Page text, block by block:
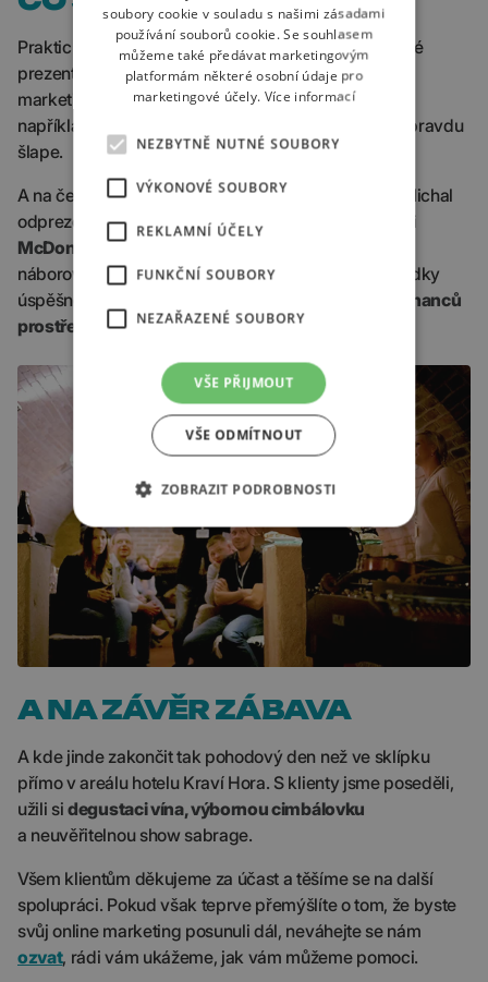
Praktické výsledky a jasná čísla. O to se opřel při své
prezentaci nášmarketingový ředitel Michal. Online
marketing u našich dlouhodobých klientů, jako jsou
například AZ Pneu nebo Originální tonery.cz, totiž opravdu
šlape.
A na čem jsme začali dělat poměrně nedávno? To Michal
odprezentoval spolu s HR manažerkou společnosti
McDonald’s, která si vybrala In creative pro tvorbu
náborových kampaní. Společně všem ukázali výsledky
úspěšné zářijové kampaně cílené na
nábor zaměstnanců
prostřednictvím sociálních sítí.
A NA ZÁVĚR ZÁBAVA
A kde jinde zakončit tak pohodový den než ve sklípku
přímo v areálu hotelu Kraví Hora. S klienty jsme poseděli,
užili sidegustaci vína, výbornou cimbálovku
a neuvěřitelnou show sabrage.
Všem klientům děkujeme za účast a těšíme se na další
spolupráci. Pokud však teprve přemýšlíte o tom, že byste
svůj online marketing posunuli dál, neváhejte se nám
ozvat, rádi vám ukážeme, jak vám můžeme pomoci.
soubory cookie v souladu s našimi zásadami
používání souborů cookie. Se souhlasem
můžeme také předávat marketingovým
platformám některé osobní údaje pro
marketingové účely. Více informací
NEZBYTNĚ NUTNÉ SOUBORY
VÝKONOVÉ SOUBORY
REKLAMNÍ ÚČELY
FUNKČNÍ SOUBORY
NEZAŘAZENÉ SOUBORY
VŠE PŘIJMOUT
VŠE ODMÍTNOUT
ZOBRAZIT PODROBNOSTI